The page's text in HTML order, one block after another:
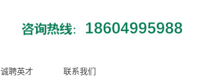
诚聘英才 联系我们